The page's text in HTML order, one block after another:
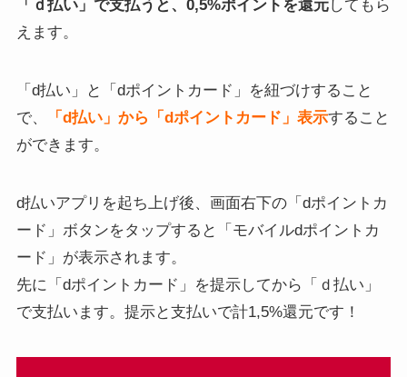
「ｄ払い」で支払うと、0,5%ポイントを還元してもら
えます。
「d払い」と「dポイントカード」を紐づけすること
で、
「d払い」から「dポイントカード」表示すること
ができます。
d払いアプリを起ち上げ後、画面右下の「dポイントカ
ード」ボタンをタップすると「モバイルdポイントカ
ード」が表示されます。
先に「dポイントカード」を提示してから「ｄ払い」
で支払います。提示と支払いで計1,5%還元です！